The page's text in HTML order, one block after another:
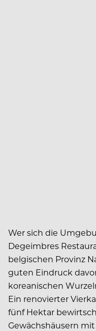
Wer sich die
Degeimbres
belgischen Provinz
guten Eindruck
koreanischen
Ein renovierter
fünf Hektar
Gewächshäusern